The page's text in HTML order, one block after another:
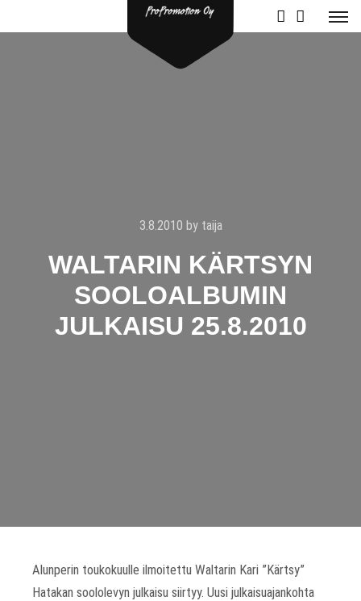
3.8.2010 by taija
WALTARIN KÄRTSYN
SOOLOALBUMIN
JULKAISU 25.8.2010
Alunperin toukokuulle ilmoitettu Waltarin Kari ”Kärtsy”
Hatakan soololevyn julkaisu siirtyy. Uusi julkaisuajankohta